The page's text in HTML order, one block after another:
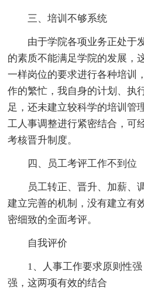
三、培训不够系统
由于学院各项业务正处于
的素质不能满足学院的发展，
一样岗位的要求进行各种培训
作的繁忙，我自身的计划、执
足，还未建立较科学的培训管
工人事调整进行紧密结合，可
考核晋升制度。
四、员工考评工作不到位
员工转正、晋升、加薪、
建立完善的机制，没有建立有
密细致的全面考评。
自我评价
1、人事工作要求原则性
强，这两项有效的结合